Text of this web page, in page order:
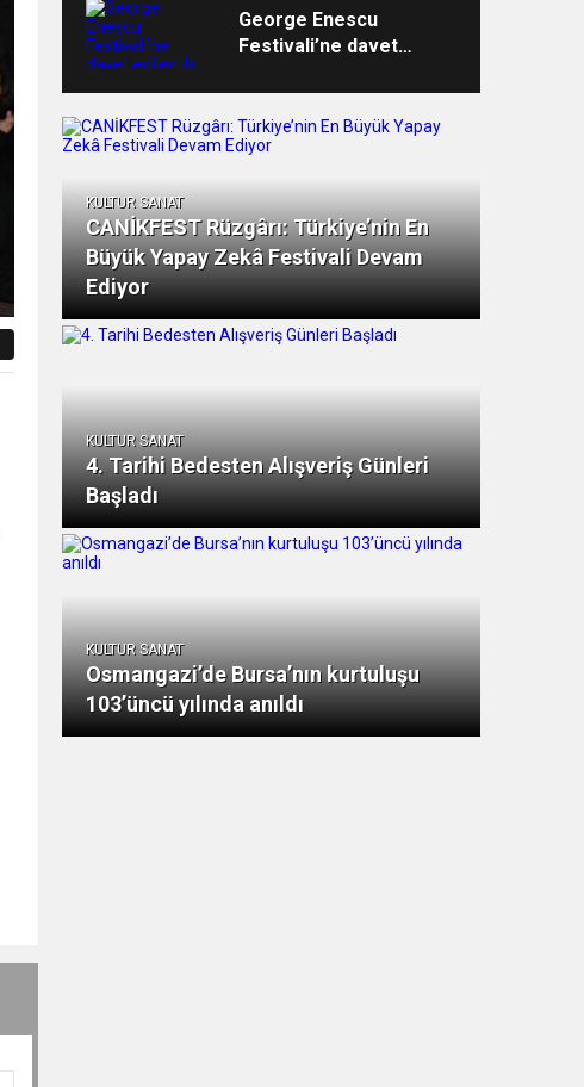
George Enescu
Festivali’ne davet
orkestrası İDSO
alkışlarla yurda döndü
KULTUR SANAT
CANİKFEST Rüzgârı: Türkiye’nin En
Büyük Yapay Zekâ Festivali Devam
Ediyor
KULTUR SANAT
4. Tarihi Bedesten Alışveriş Günleri
Başladı
KULTUR SANAT
Osmangazi’de Bursa’nın kurtuluşu
103’üncü yılında anıldı